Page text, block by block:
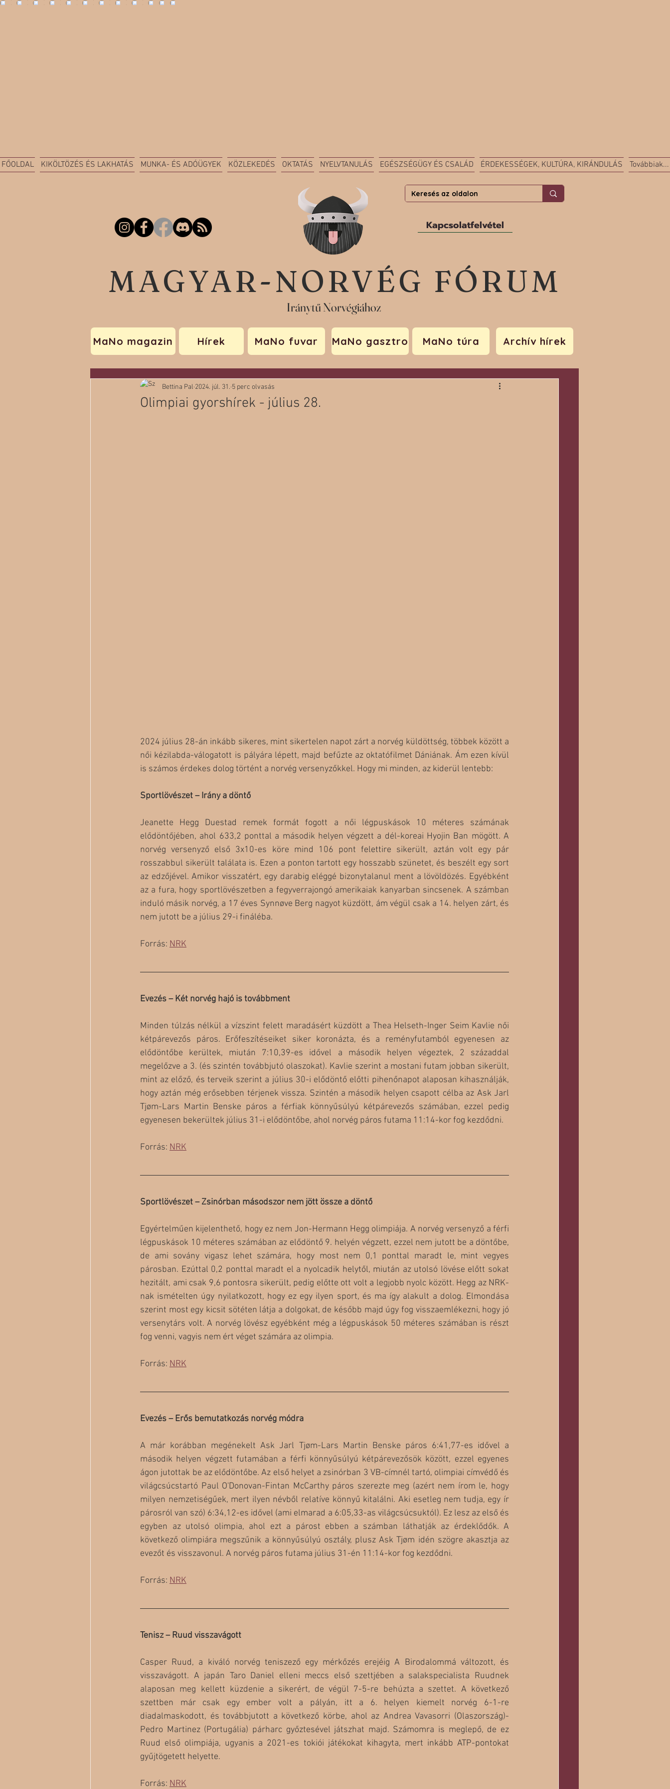
FŐOLDAL KIKÖLTÖZÉS ÉS LAKHATÁS MUNKA- ÉS ADÓÜGYEK KÖZLEKEDÉS OKTATÁS NYELVTANULÁS EGÉSZSÉGÜGY ÉS CSALÁD ÉRDEKESSÉGEK, KULTÚRA, KIRÁNDULÁS Továbbiak...
Kapcsolatfelvétel
MAGYAR-NORVÉG FÓRUM
Iránytű Norvégiához
MaNo magazin Hírek MaNo fuvar MaNo gasztro MaNo túra Archív hírek
Olimpiai gyorshírek - július 28.
Bettina Pal 2024. júl. 31. 5 perc olvasás
2024 július 28-án inkább sikeres, mint sikertelen napot zárt a norvég küldöttség, többek között a
női kézilabda-válogatott is pályára lépett, majd befűzte az oktatófilmet Dániának. Ám ezen kívül
is számos érdekes dolog történt a norvég versenyzőkkel. Hogy mi minden, az kiderül lentebb:
Sportlövészet – Irány a döntő
Jeanette Hegg Duestad remek formát fogott a női légpuskások 10 méteres számának
elődöntőjében, ahol 633,2 ponttal a második helyen végzett a dél-koreai Hyojin Ban mögött. A
norvég versenyző első 3x10-es köre mind 106 pont felettire sikerült, aztán volt egy pár
rosszabbul sikerült találata is. Ezen a ponton tartott egy hosszabb szünetet, és beszélt egy sort
az edzőjével. Amikor visszatért, egy darabig eléggé bizonytalanul ment a lövöldözés. Egyébként
az a fura, hogy sportlövészetben a fegyverrajongó amerikaiak kanyarban sincsenek. A számban
induló másik norvég, a 17 éves Synnøve Berg nagyot küzdött, ám végül csak a 14. helyen zárt, és
nem jutott be a július 29-i fináléba.
Forrás: NRK
Evezés – Két norvég hajó is továbbment
Minden túlzás nélkül a vízszint felett maradásért küzdött a Thea Helseth-Inger Seim Kavlie női
kétpárevezős páros. Erőfeszítéseiket siker koronázta, és a reményfutamból egyenesen az
elődöntőbe kerültek, miután 7:10,39-es idővel a második helyen végeztek, 2 századdal
megelőzve a 3. (és szintén továbbjutó olaszokat). Kavlie szerint a mostani futam jobban sikerült,
mint az előző, és terveik szerint a július 30-i elődöntő előtti pihenőnapot alaposan kihasználják,
hogy aztán még erősebben térjenek vissza. Szintén a második helyen csapott célba az Ask Jarl
Tjøm-Lars Martin Benske páros a férfiak könnyűsúlyú kétpárevezős számában, ezzel pedig
egyenesen bekerültek július 31-i elődöntőbe, ahol norvég páros futama 11:14-kor fog kezdődni.
Forrás: NRK
Sportlövészet – Zsinórban másodszor nem jött össze a döntő
Egyértelműen kijelenthető, hogy ez nem Jon-Hermann Hegg olimpiája. A norvég versenyző a férfi
légpuskások 10 méteres számában az elődöntő 9. helyén végzett, ezzel nem jutott be a döntőbe,
de ami sovány vigasz lehet számára, hogy most nem 0,1 ponttal maradt le, mint vegyes
párosban. Ezúttal 0,2 ponttal maradt el a nyolcadik helytől, miután az utolsó lövése előtt sokat
hezitált, ami csak 9,6 pontosra sikerült, pedig előtte ott volt a legjobb nyolc között. Hegg az NRK-
nak ismételten úgy nyilatkozott, hogy ez egy ilyen sport, és ma így alakult a dolog. Elmondása
szerint most egy kicsit sötéten látja a dolgokat, de később majd úgy fog visszaemlékezni, hogy jó
versenytárs volt. A norvég lövész egyébként még a légpuskások 50 méteres számában is részt
fog venni, vagyis nem ért véget számára az olimpia.
Forrás: NRK
Evezés – Erős bemutatkozás norvég módra
A már korábban megénekelt Ask Jarl Tjøm-Lars Martin Benske páros 6:41,77-es idővel a
második helyen végzett futamában a férfi könnyűsúlyú kétpárevezősök között, ezzel egyenes
ágon jutottak be az elődöntőbe. Az első helyet a zsinórban 3 VB-címnél tartó, olimpiai címvédő és
világcsúcstartó Paul O'Donovan-Fintan McCarthy páros szerezte meg (azért nem írom le, hogy
milyen nemzetiségűek, mert ilyen névből relatíve könnyű kitalálni. Aki esetleg nem tudja, egy ír
párosról van szó) 6:34,12-es idővel (ami elmarad a 6:05,33-as világcsúcsuktól). Ez lesz az első és
egyben az utolsó olimpia, ahol ezt a párost ebben a számban láthatják az érdeklődők. A
következő olimpiára megszűnik a könnyűsúlyú osztály, plusz Ask Tjøm idén szögre akasztja az
evezőt és visszavonul. A norvég páros futama július 31-én 11:14-kor fog kezdődni.
Forrás: NRK
Tenisz – Ruud visszavágott
Casper Ruud, a kiváló norvég teniszező egy mérkőzés erejéig A Birodalommá változott, és
visszavágott. A japán Taro Daniel elleni meccs első szettjében a salakspecialista Ruudnek
alaposan meg kellett küzdenie a sikerért, de végül 7-5-re behúzta a szettet. A következő
szettben már csak egy ember volt a pályán, itt a 6. helyen kiemelt norvég 6-1-re
diadalmaskodott, és továbbjutott a következő körbe, ahol az Andrea Vavasorri (Olaszország)-
Pedro Martinez (Portugália) párharc győztesével játszhat majd. Számomra is meglepő, de ez
Ruud első olimpiája, ugyanis a 2021-es tokiói játékokat kihagyta, mert inkább ATP-pontokat
gyűjtögetett helyette.
Forrás: NRK